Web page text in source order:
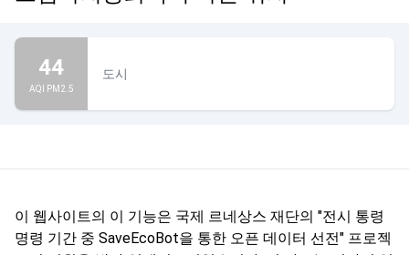
44
AQI PM2.5
도시
이 웹사이트의 이 기능은 국제 르네상스 재단의 "전시 통령
명령 기간 중 SaveEcoBot을 통한 오픈 데이터 선전" 프로젝